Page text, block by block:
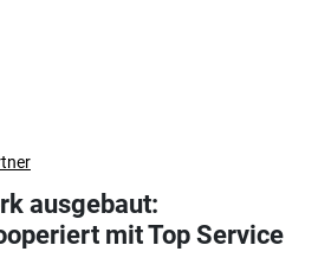
ausgebaut:
mit Top Service